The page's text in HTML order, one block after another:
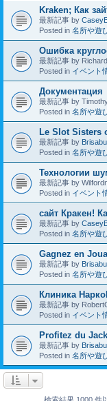
Kraken; Как
最新記事 by
Posted in 名所や遊
Ошибка
最新記事 by
Posted in イベント
Документация
最新記事 by
Posted in 名所や遊
Le Slot Sisters
最新記事 by
Posted in 名所や遊
Технологии
最新記事 by
Posted in イベント
сайт Кракен!
最新記事 by
Posted in 名所や遊
Gagnez en
最新記事 by
Posted in 名所や遊
Клиника
最新記事 by
Posted in イベント
Profitez du
最新記事 by
Posted in 名所や遊
検索結果 1000 件